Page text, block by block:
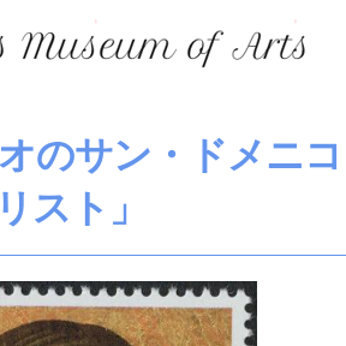
のサン・ドメニコ
スト」